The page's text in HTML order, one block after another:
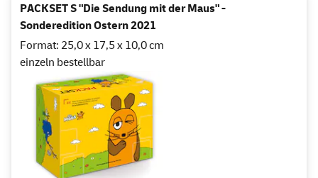
PACKSET S "Die Sendung mit der Maus" -
Sonderedition Ostern 2021
Format: 25,0 x 17,5 x 10,0 cm
einzeln bestellbar